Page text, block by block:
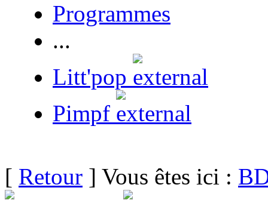
Programmes
...
Litt'pop
Pimpf
[ Retour ] Vous êtes ici :